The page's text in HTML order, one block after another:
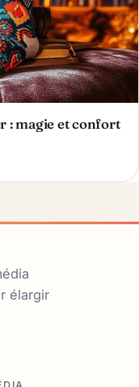
: magie et confort
élargir